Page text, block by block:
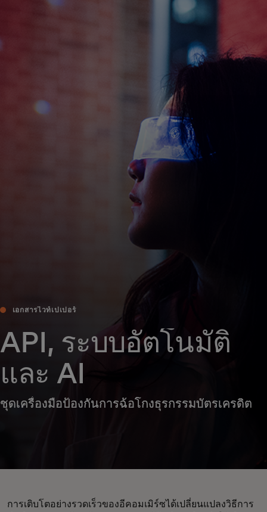
เพื่อโลก
สำหรับผู้สร้างนวัตกรรม
ข่าวสารและแนวโน้ม
เอกสารไวท์เปเปอร์
API, ระบบอัตโนมัติ
และ AI
ชุดเครื่องมือป้องกันการฉ้อโกงธุรกรรมบัตรเครดิต
การเติบโตอย่างรวดเร็วของอีคอมเมิร์ซได้เปลี่ยนแปลงวิธีการ